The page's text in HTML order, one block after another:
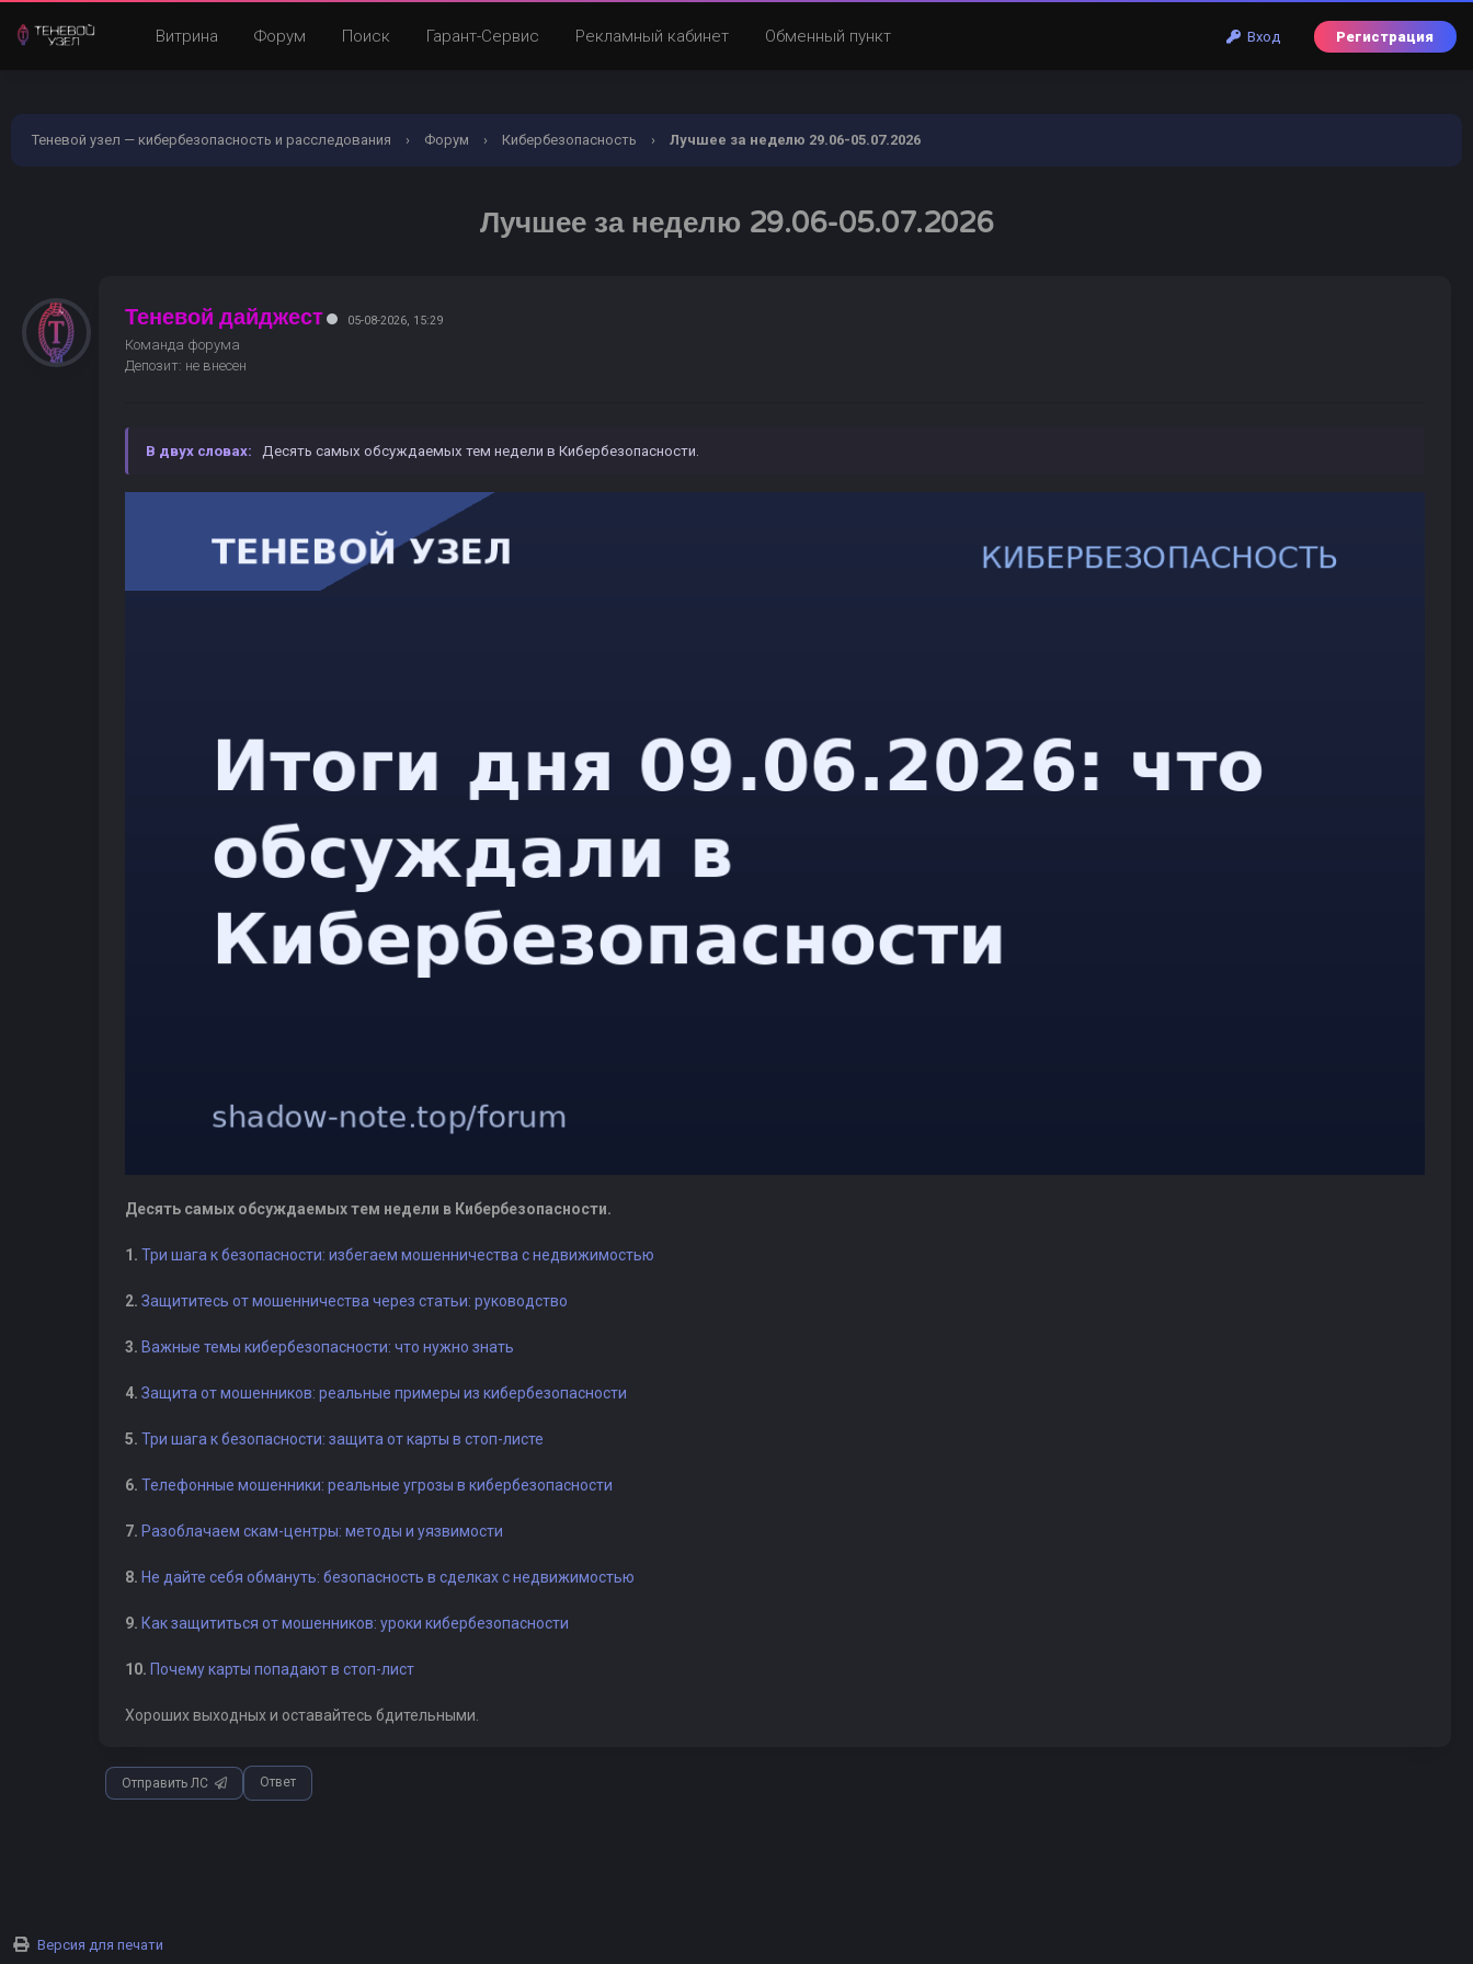
Вход Регистрация
Витрина Форум Поиск Гарант-Сервис Рекламный кабинет Обменный пункт
Теневой узел — кибербезопасность и расследования › Форум › Кибербезопасность › Лучшее за неделю 29.06-05.07.2026
Лучшее за неделю 29.06-05.07.2026
Теневой дайджест 05-08-2026, 15:29
Команда форума
Депозит: не внесен
В двух словах: Десять самых обсуждаемых тем недели в Кибербезопасности.
Десять самых обсуждаемых тем недели в Кибербезопасности.
1. Три шага к безопасности: избегаем мошенничества с недвижимостью
2. Защититесь от мошенничества через статьи: руководство
3. Важные темы кибербезопасности: что нужно знать
4. Защита от мошенников: реальные примеры из кибербезопасности
5. Три шага к безопасности: защита от карты в стоп-листе
6. Телефонные мошенники: реальные угрозы в кибербезопасности
7. Разоблачаем скам-центры: методы и уязвимости
8. Не дайте себя обмануть: безопасность в сделках с недвижимостью
9. Как защититься от мошенников: уроки кибербезопасности
10. Почему карты попадают в стоп-лист
Хороших выходных и оставайтесь бдительными.
Отправить ЛС Ответ
Версия для печати